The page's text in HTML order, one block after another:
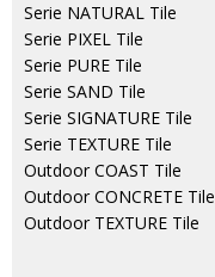
Serie NATURAL Tile
Serie PIXEL Tile
Serie PURE Tile
Serie SAND Tile
Serie SIGNATURE Tile
Serie TEXTURE Tile
Outdoor COAST Tile
Outdoor CONCRETE Tile
Outdoor TEXTURE Tile